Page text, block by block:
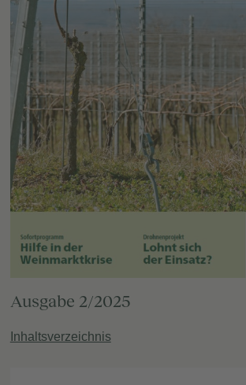
Ausgabe 2/2025
Inhaltsverzeichnis